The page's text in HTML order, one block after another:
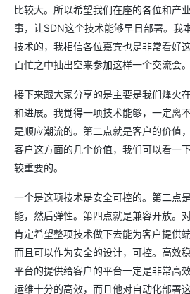
比较大。所以希望我们在座的各位和产
事，让SDN这个技术能够早日部署。我
技术的，我相信各位嘉宾也是非常看好
百忙之中抽出空来参加这样一个交流会。
接下来跟大家分享的是主要是我们烽火
和进展。我觉得一项技术能够，一定离
是顺应潮流的。第二点就是客户的价值
客户这方面的几个价值，我们可以看一
较重要的。
一个是这项技术是安全可控的。第二点
能，然后弹性。第四点就是兼容开放。
肯定希望整项技术做下去能为客户提供
而且可以作为安全的设计，可控。高效
平台的提供给客户的平台一定是非常高
运维十分的高效，而且他对自动化部署